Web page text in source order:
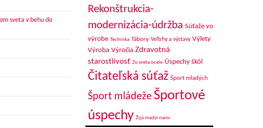
sveta v behu do
Rekonštrukcia-
modernizácia-údržba Súťaže vo
výrobe Technika Tábory Veľtrhy a výstavy Výlety
Výroba Výročia Zdravotná
starostlivosť Zo sveta ocele Úspechy škôl
Čitateľská súťaž Šport mladých
Šport mládeže Športové
úspechy Žijú medzi nami